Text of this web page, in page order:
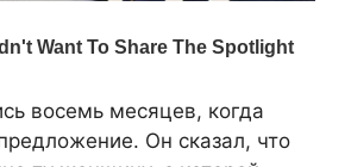
восемь месяцев, когда
Он сказал, что